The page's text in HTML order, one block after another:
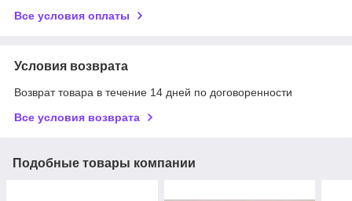
Все условия оплаты
Условия возврата
Возврат товара в течение 14 дней по договоренности
Все условия возврата
Подобные товары компании